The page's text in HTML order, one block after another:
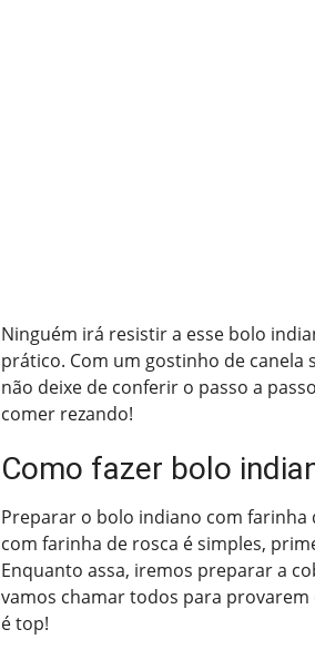
Ninguém irá resistir a esse bolo
prático. Com um gostinho de canela
não deixe de conferir o passo a
comer rezando!
Como fazer bolo
Preparar o bolo indiano com
com farinha de rosca é simples,
Enquanto assa, iremos preparar a
vamos chamar todos para
é top!